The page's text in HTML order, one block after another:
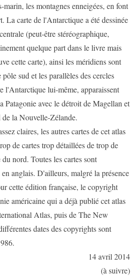
les montagnes enneigées, en font
La carte de l'Antarctique a été dessinée
(peut-être stéréographique,
quelque part dans le livre mais
cette carte), ainsi les méridiens sont
sud et les parallèles des cercles
l'Antarctique lui-même, apparaissent
Patagonie avec le détroit de Magellan et
la Nouvelle-Zélande.
claires, les autres cartes de cet atlas
de cartes trop détaillées de trop de
nord. Toutes les cartes sont
anglais. D'ailleurs, malgré la présence
cette édition française, le copyright
américaine qui a déjà publié cet atlas
Atlas, puis de The New
dates des copyrights sont
14 avril 2014
(à suivre)